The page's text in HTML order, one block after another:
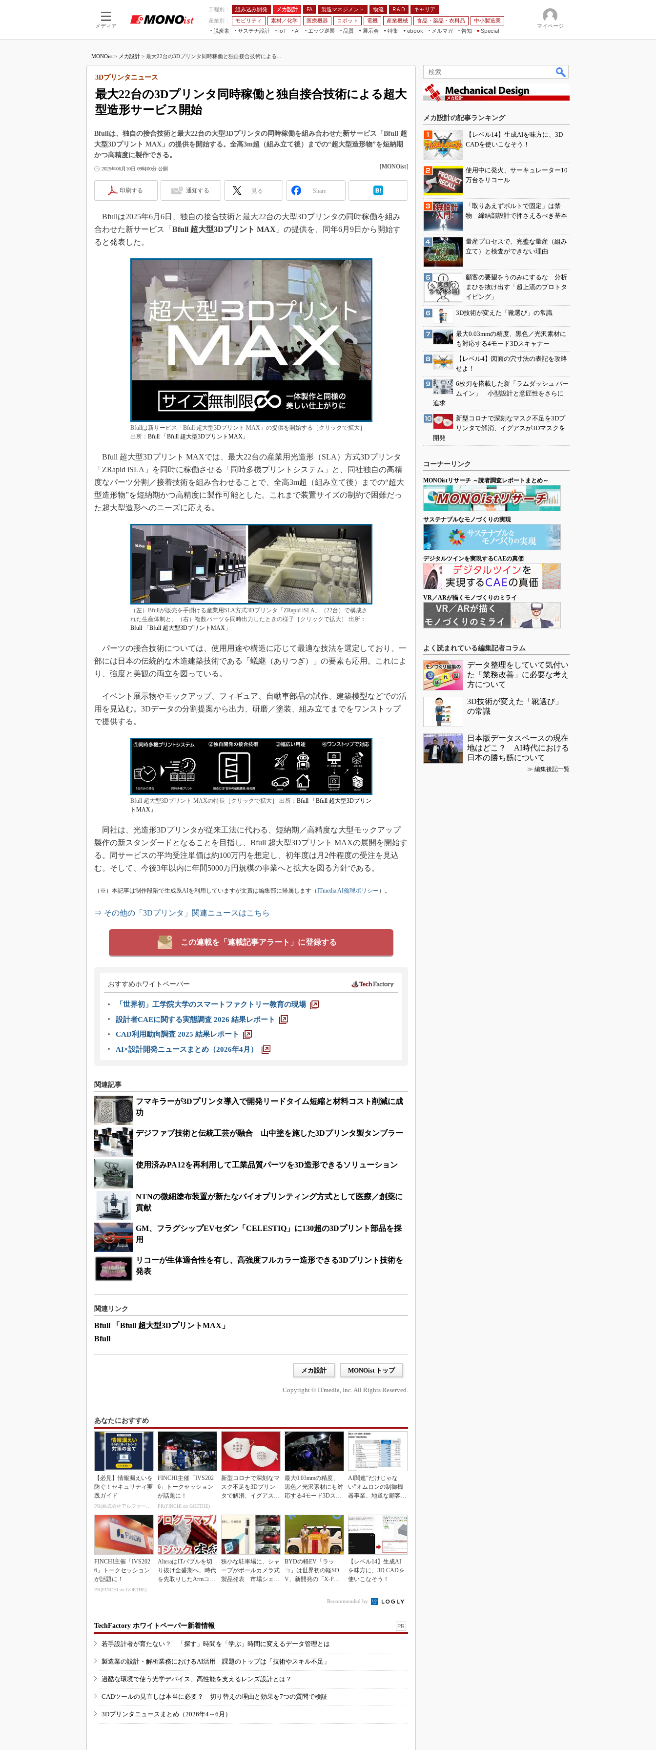
メディア
工程別： 組み込み開発 メカ設計 FA 製造マネジメント 物流 R＆D
キャリア
産業別：
モビリティ 素材／化学 医療機器 ロボット 電機 産業機械 食品・薬品・衣料品
中小製造業
脱炭素
サステナ設計
IoT
つながる工場
AI
AI×設備保全
エッジ逆襲 品質
展示会
JIMTOF
IIFES
TECHNO-FRONTIER
EdgeTech+
日本ものづくりワールド
AUTOMOTIVE WORLD
産業オープンネット展
特集
VR／AR
フィールドサービス
組み込み画像技術
組み込みモデリング
ISO26262
3Dプリンタ
インダストリー4.0
イノベーション
製造業ビッグデータ
メイドインジャパン
植物工場
知財マネジメント
海外生産
グローバル設計・開発
新型コロナへの対応
ebook
モビリティ
メルマガ
告知 Special
マイページ
MONOist > メカ設計 > 最大22台の3Dプリンタ同時稼働と独自接合技術による...
最大22台の3Dプリンタ同時稼働と独自接合技術による超大
型造形サービス開始
3Dプリンタニュース
Bfullは、独自の接合技術と最大22台の大型3Dプリンタの同時稼働を組み合わせた新サービス「Bfull 超
大型3Dプリント MAX」の提供を開始する。全高3m超（組み立て後）までの“超大型造形物”を短納期
かつ高精度に製作できる。
2025年06月10日 09時00分 公開 [MONOist]
印刷する 通知する 見る Share
Bfullは2025年6月6日、独自の接合技術と最大22台の大型3Dプリンタの同時稼働を組み
合わせた新サービス「 Bfull 超大型3Dプリント MAX 」の提供を、同年6月9日から開始す
ると発表した。
Bfullは新サービス「Bfull 超大型3Dプリント MAX」の提供を開始する［クリックで拡大］
出所： Bfull 「Bfull 超大型3DプリントMAX」
Bfull 超大型3Dプリント MAXでは、最大22台の産業用光造形（SLA）方式3Dプリンタ
「ZRapid iSLA」を同時に稼働させる「同時多機プリントシステム」と、同社独自の高精
度なパーツ分割／接着技術を組み合わせることで、全高3m超（組み立て後）までの“超大
型造形物”を短納期かつ高精度に製作可能とした。これまで装置サイズの制約で困難だっ
た超大型造形へのニーズに応える。
（左）Bfullが販売を手掛ける産業用SLA方式3Dプリンタ「ZRapid iSLA」（22台）で構成さ
れた生産体制と、（右）複数パーツを同時出力したときの様子［クリックで拡大］ 出所：
Bfull 「Bfull 超大型3DプリントMAX」
パーツの接合技術については、使用用途や構造に応じて最適な技法を選定しており、一
部には日本の伝統的な木造建築技術である「蟻継（ありつぎ）」の要素も応用。これによ
り、強度と美観の両立を図っている。
イベント展示物やモックアップ、フィギュア、自動車部品の試作、建築模型などでの活
用を見込む。3Dデータの分割提案から出力、研磨／塗装、組み立てまでをワンストップ
で提供する。
Bfull 超大型3Dプリント MAXの特長［クリックで拡大］ 出所： Bfull 「Bfull 超大型3Dプリン
トMAX」
同社は、光造形3Dプリンタが従来工法に代わる、短納期／高精度な大型モックアップ
製作の新スタンダードとなることを目指し、Bfull 超大型3Dプリント MAXの展開を開始す
る。同サービスの平均受注単価は約100万円を想定し、初年度は月2件程度の受注を見込
む。そして、今後3年以内に年間5000万円規模の事業へと拡大を図る方針である。
（※）本記事は制作段階で生成系AIを利用していますが文責は編集部に帰属します（ITmedia AI倫理ポリシー ）。
⇒ その他の「3Dプリンタ」関連ニュースはこちら
この連載を「連載記事アラート」に登録する
おすすめホワイトペーパー
「世界初」工学院大学のスマートファクトリー教育の現場
設計者CAEに関する実態調査 2026 結果レポート
CAD利用動向調査 2025 結果レポート
AI×設計開発ニュースまとめ（2026年4月）
関連記事
フマキラーが3Dプリンタ導入で開発リードタイム短縮と材料コスト削減に成
功
デジファブ技術と伝統工芸が融合 山中塗を施した3Dプリンタ製タンブラー
使用済みPA12を再利用して工業品質パーツを3D造形できるソリューション
NTNの微細塗布装置が新たなバイオプリンティング方式として医療／創薬に
貢献
GM、フラグシップEVセダン「CELESTIQ」に130超の3Dプリント部品を採
用
リコーが生体適合性を有し、高強度フルカラー造形できる3Dプリント技術を
発表
関連リンク
Bfull 「Bfull 超大型3DプリントMAX」
Bfull
メカ設計 MONOist トップ
Copyright © ITmedia, Inc. All Rights Reserved.
あなたにおすすめ
【必見】情報漏えいを
防ぐ！セキュリティ実
践ガイド
PR(株式会社アルファーテクノ)
FINCHI主催「IVS202
6」トークセッション
が話題に！
PR(FINCHI on GOETHE)
新型コロナで深刻なマ
スク不足を3Dプリン
タで解消、イグアスが
最大0.03mmの精度、
黒色／光沢素材にも対
応する4モード3Dスキ
AI関連“だけじゃな
い”オムロンの制御機
器事業、地道な顧客基
FINCHI主催「IVS202
6」トークセッション
が話題に！
PR(FINCHI on GOETHE)
AlteraはITバブルを切
り抜け全盛期へ、時代
を先取りしたArmコア
狭小な駐車場に、シャ
ープがポールカメラ式
製品発表 市場シェア
BYDの軽EV「ラッ
コ」は世界初の軽SD
V、新開発の「X-PAC
【レベル14】生成AI
を味方に、3D CADを
使いこなそう！
Recommended by
TechFactory ホワイトペーパー新着情報 PR
若手設計者が育たない？ 「探す」時間を「学ぶ」時間に変えるデータ管理とは
製造業の設計・解析業務におけるAI活用 課題のトップは「技術やスキル不足」
過酷な環境で使う光学デバイス、高性能を支えるレンズ設計とは？
CADツールの見直しは本当に必要？ 切り替えの理由と効果を7つの質問で検証
3Dプリンタニュースまとめ（2026年4～6月）
メカ設計の記事ランキング
【レベル14】生成AIを味方に、3D
CADを使いこなそう！
使用中に発火、サーキュレーター10
万台をリコール
「取りあえずボルトで固定」は禁
物 締結部設計で押さえるべき基本
量産プロセスで、完璧な量産（組み
立て）と検査ができない理由
顧客の要望をうのみにするな 分析
まひを抜け出す「超上流のプロトタ
イピング」
3D技術が変えた「靴選び」の常識
最大0.03mmの精度、黒色／光沢素材に
も対応する4モード3Dスキャナー
【レベル4】図面の穴寸法の表記を攻略
せよ！
6枚刃を搭載した新「ラムダッシュ パー
ムイン」 小型設計と意匠性をさらに
追求
新型コロナで深刻なマスク不足を3Dプ
リンタで解消、イグアスが3Dマスクを
開発
コーナーリンク
MONOistリサーチ ～読者調査レポートまとめ～
サステナブルなモノづくりの実現
デジタルツインを実現するCAEの真価
VR／ARが描くモノづくりのミライ
よく読まれている編集記者コラム
データ整理をしていて気付い
た「業務改善」に必要な考え
方について
3D技術が変えた「靴選び」
の常識
日本版データスペースの現在
地はどこ？ AI時代における
日本の勝ち筋について
≫ 編集後記一覧